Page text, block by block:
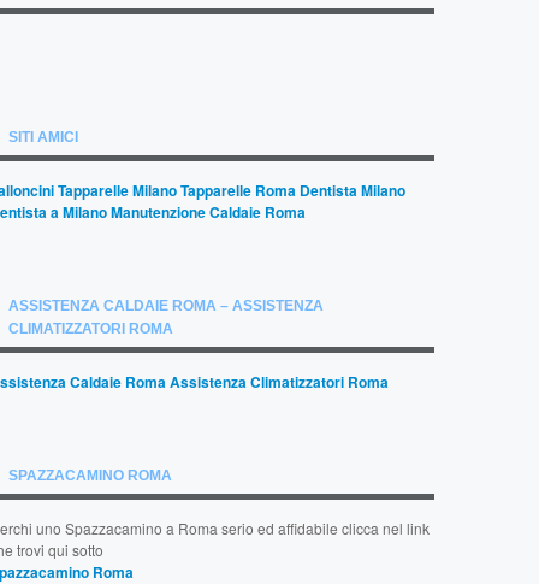
SITI AMICI
Tapparelle MilanoTapparelle Roma Dentista Milano
a MilanoManutenzione Caldaie Roma
ASSISTENZA CALDAIE ROMA – ASSISTENZA
CLIMATIZZATORI ROMA
Caldaie RomaAssistenza Climatizzatori Roma
SPAZZACAMINO ROMA
uno Spazzacamino a Roma serio ed affidabile clicca nel link
trovi qui sotto
Roma